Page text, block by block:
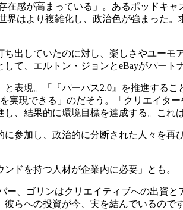
在感が高まっている」。あるポッドキ
界はより複雑化し、政治色が強まった
出していたのに対し、楽しさやユー
て、エルトン・ジョンとeBayがパー
表現。「『パーパス2.0』を推進する
実現できる」のだそう。「クリエイタ
、結果的に環境目標を達成する。これ
に参加し、政治的に分断された人々を
ドを持つ人材が企業内に必要」とも。
ー、ゴリンはクリエイティブへの出資
らへの投資が今、実を結んでいるのです